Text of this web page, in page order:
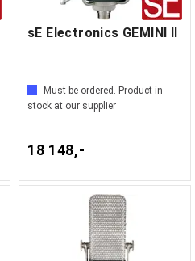
sE Electronics GEMINI II
Must be ordered. Product in
stock at our supplier
18 148,-